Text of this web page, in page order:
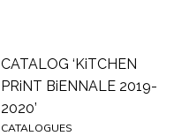
CATALOG ‘KiTCHEN
PRiNT BiENNALE 2019-
2020’
CATALOGUES